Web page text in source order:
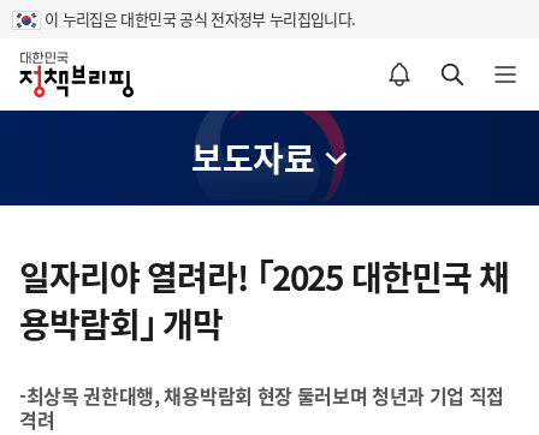
이 누리집은 대한민국 공식 전자정부 누리집입니다.
홈
알림설정 바로가기 검색 바로가기 메뉴 열기
보도자료
텐
영
일자리야 열려라! ｢2025 대한민국 채
용박람회｣ 개막
-최상목 권한대행, 채용박람회 현장 둘러보며 청년과 기업 직접
격려